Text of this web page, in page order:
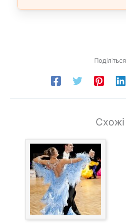
Поділіться
Схожі